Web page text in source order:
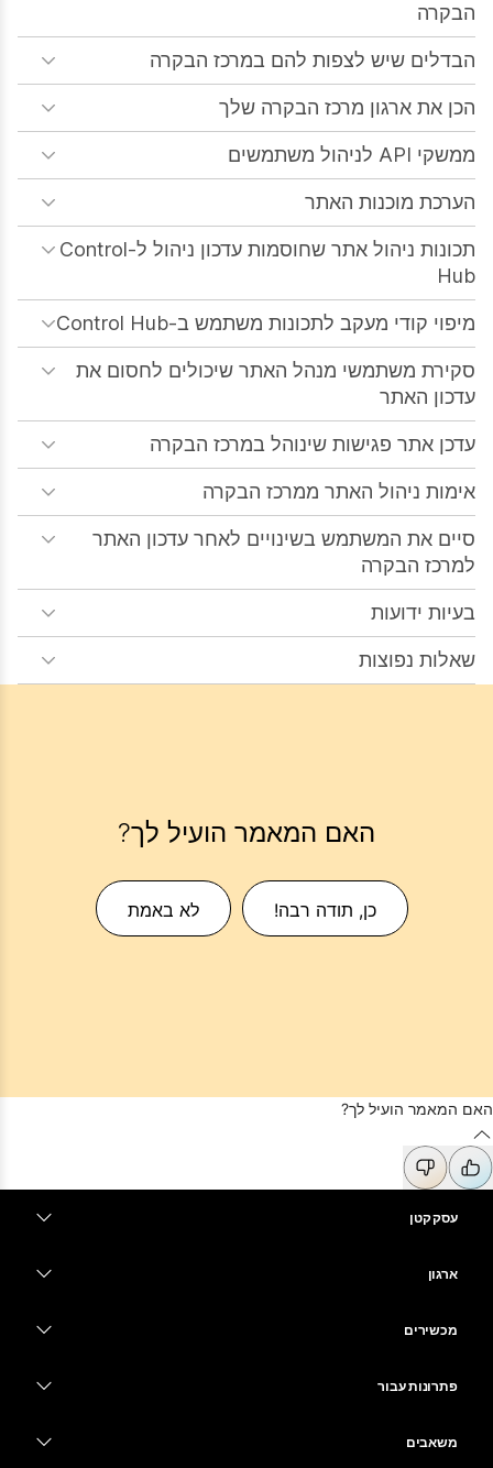
הבקרה
הבדלים שיש לצפות להם במרכז הבקרה
הכן את ארגון מרכז הבקרה שלך
ממשקי API לניהול משתמשים
הערכת מוכנות האתר
תכונות ניהול אתר שחוסמות עדכון ניהול ל-Control
Hub
מיפוי קודי מעקב לתכונות משתמש ב-Control Hub
סקירת משתמשי מנהל האתר שיכולים לחסום את
עדכון האתר
עדכן אתר פגישות שינוהל במרכז הבקרה
אימות ניהול האתר ממרכז הבקרה
סיים את המשתמש בשינויים לאחר עדכון האתר
למרכז הבקרה
בעיות ידועות
שאלות נפוצות
האם המאמר הועיל לך?
כן, תודה רבה! לא באמת
האם המאמר הועיל לך?
עסק קטן
ארגון
מכשירים
פתרונות עבור
משאבים